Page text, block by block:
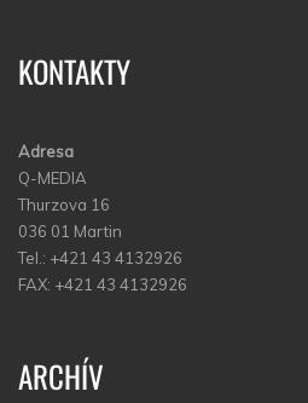
KONTAKTY
Adresa
Q-MEDIA
Thurzova 16
036 01 Martin
Tel.: +421 43 4132926
FAX: +421 43 4132926
ARCHÍV